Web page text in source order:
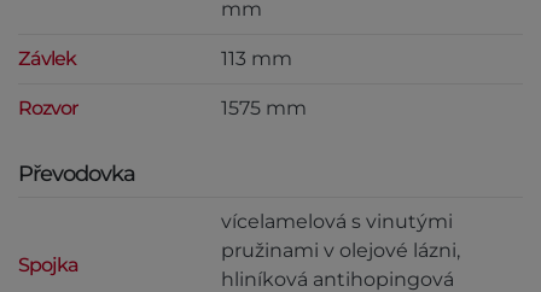
mm
Závlek 113 mm
Rozvor 1575 mm
Převodovka
Spojka
vícelamelová s vinutými
pružinami v olejové lázni,
hliníková antihopingová